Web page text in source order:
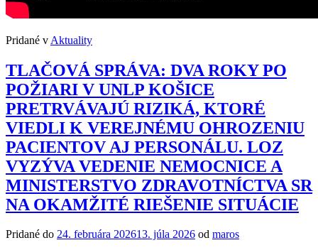
Pridané v Aktuality
TLAČOVÁ SPRÁVA: DVA ROKY PO
POŽIARI V UNLP KOŠICE
PRETRVÁVAJÚ RIZIKÁ, KTORÉ
VIEDLI K VEREJNÉMU OHROZENIU
PACIENTOV AJ PERSONÁLU. LOZ
VYZÝVA VEDENIE NEMOCNICE A
MINISTERSTVO ZDRAVOTNÍCTVA SR
NA OKAMŽITÉ RIEŠENIE SITUÁCIE
Pridané do 24. februára 202613. júla 2026 od maros